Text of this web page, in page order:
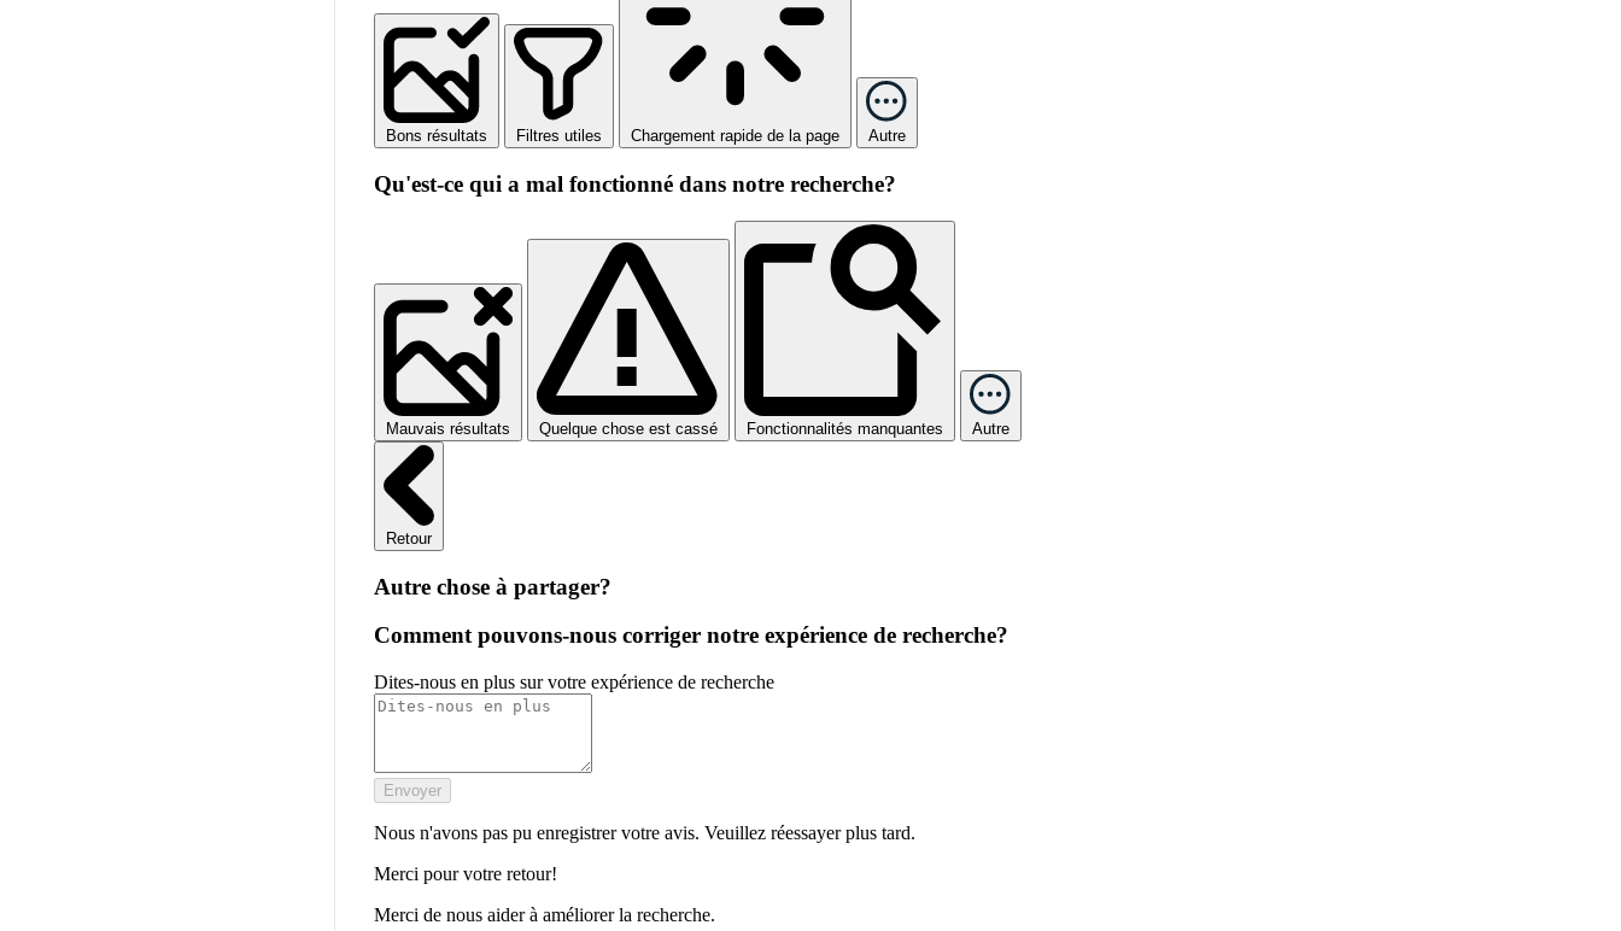
Bons résultats Filtres utiles Chargement rapide de la page Autre
Qu'est-ce qui a mal fonctionné dans notre recherche?
Mauvais résultats Quelque chose est cassé Fonctionnalités manquantes Autre
Retour
Autre chose à partager?
Comment pouvons-nous corriger notre expérience de recherche?
Dites-nous en plus sur votre expérience de recherche
Envoyer
Nous n'avons pas pu enregistrer votre avis. Veuillez réessayer plus tard.
Merci pour votre retour!
Merci de nous aider à améliorer la recherche.